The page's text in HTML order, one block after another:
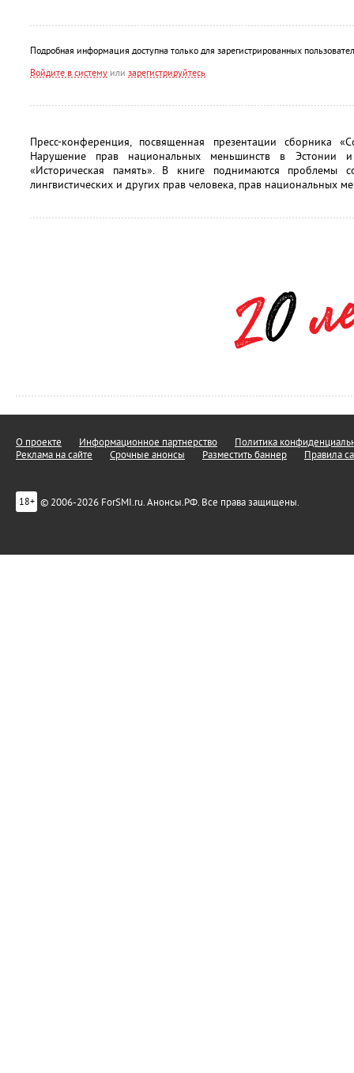
Подробная информация доступна только для зарегистрированных
Войдите в систему или зарегистрируйтесь
Пресс-конференция, посвященная презентации сборника
Нарушение прав национальных меньшинств в Эстонии
«Историческая память». В книге поднимаются проблемы
лингвистических и других прав человека, прав национальных
О проекте Информационное партнерство
Политика
Реклама на сайте
Срочные анонсы Разместить баннер Правила
18+ © 2006-2026 ForSMI.ru. Анонсы.РФ. Все права защищены.